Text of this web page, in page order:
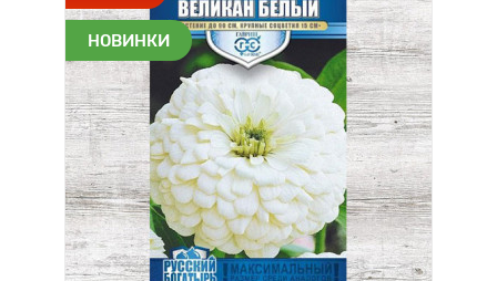
НОВИНКИ